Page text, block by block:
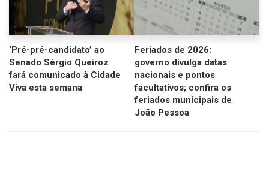
‘Pré-pré-candidato’ ao
Senado Sérgio Queiroz
fará comunicado à Cidade
Viva esta semana
Feriados de 2026:
governo divulga datas
nacionais e pontos
facultativos; confira os
feriados municipais de
João Pessoa